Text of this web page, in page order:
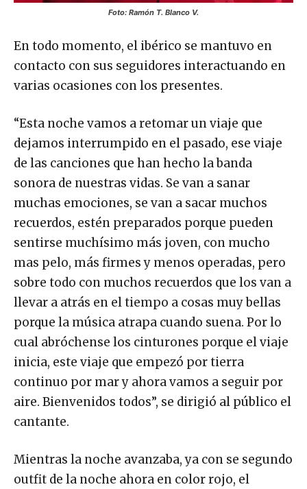
Foto: Ramón T. Blanco V.
En todo momento, el ibérico se mantuvo en
contacto con sus seguidores interactuando en
varias ocasiones con los presentes.
“Esta noche vamos a retomar un viaje que
dejamos interrumpido en el pasado, ese viaje
de las canciones que han hecho la banda
sonora de nuestras vidas. Se van a sanar
muchas emociones, se van a sacar muchos
recuerdos, estén preparados porque pueden
sentirse muchísimo más joven, con mucho
mas pelo, más firmes y menos operadas, pero
sobre todo con muchos recuerdos que los van a
llevar a atrás en el tiempo a cosas muy bellas
porque la música atrapa cuando suena. Por lo
cual abróchense los cinturones porque el viaje
inicia, este viaje que empezó por tierra
continuo por mar y ahora vamos a seguir por
aire. Bienvenidos todos”, se dirigió al público el
cantante.
Mientras la noche avanzaba, ya con se segundo
outfit de la noche ahora en color rojo, el